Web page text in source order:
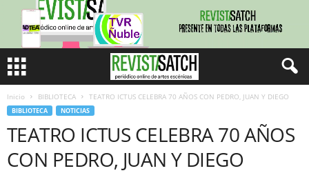
Inicio BIBLIOTECA TEATRO ICTUS CELEBRA 70 AÑOS CON PEDRO, JUAN Y DIEGO
BIBLIOTECA NOTICIAS
TEATRO ICTUS CELEBRA 70 AÑOS
CON PEDRO, JUAN Y DIEGO